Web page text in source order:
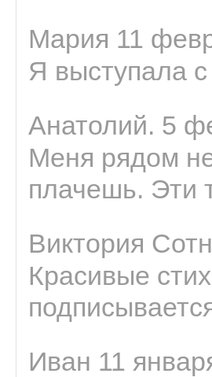
Мария 11
Я выступала
Анатолий. 5
Меня рядом
плачешь. Эти
Виктория
Красивые
Иван 11